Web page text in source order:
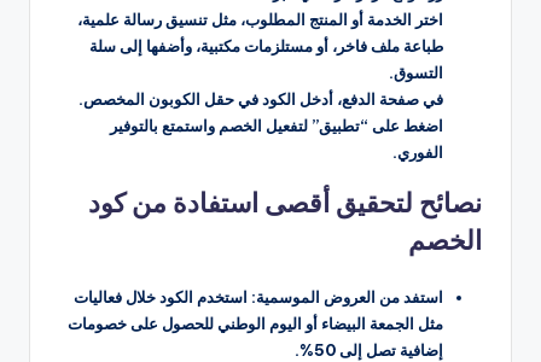
اختر الخدمة أو المنتج المطلوب، مثل تنسيق رسالة علمية،
طباعة ملف فاخر، أو مستلزمات مكتبية، وأضفها إلى سلة
التسوق.
في صفحة الدفع، أدخل الكود في حقل الكوبون المخصص.
اضغط على “تطبيق” لتفعيل الخصم واستمتع بالتوفير
الفوري.
نصائح لتحقيق أقصى استفادة من كود
الخصم
استفد من العروض الموسمية: استخدم الكود خلال فعاليات
مثل الجمعة البيضاء أو اليوم الوطني للحصول على خصومات
إضافية تصل إلى 50%.